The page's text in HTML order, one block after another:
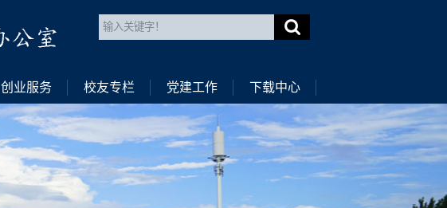
创业服务 校友专栏 党建工作 下载中心